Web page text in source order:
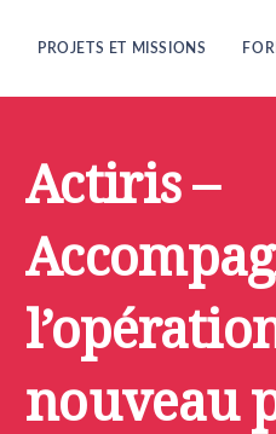
PROJETS ET MISSIONS
Actiris –
nouveau